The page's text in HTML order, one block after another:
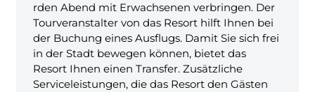
rden Abend mit Erwachsenen verbringen. Der
Tourveranstalter von das Resort hilft Ihnen bei
der Buchung eines Ausflugs. Damit Sie sich frei
in der Stadt bewegen können, bietet das
Resort Ihnen einen Transfer. Zusätzliche
Serviceleistungen, die das Resort den Gästen